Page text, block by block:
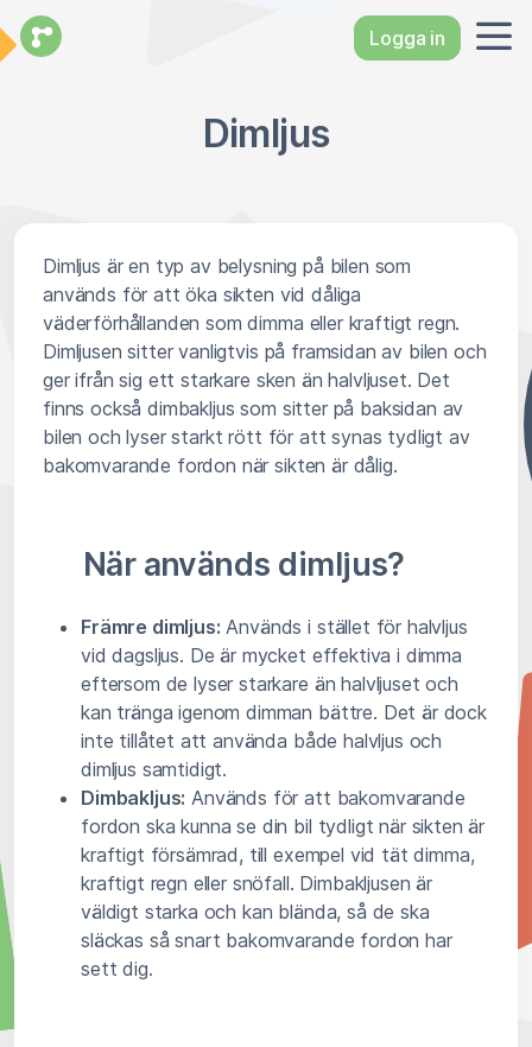
Logga in
Dimljus
Dimljus är en typ av belysning på bilen som
används för att öka sikten vid dåliga
väderförhållanden som dimma eller kraftigt regn.
Dimljusen sitter vanligtvis på framsidan av bilen och
ger ifrån sig ett starkare sken än halvljuset. Det
finns också dimbakljus som sitter på baksidan av
bilen och lyser starkt rött för att synas tydligt av
bakomvarande fordon när sikten är dålig.
När används dimljus?
Främre dimljus: Används i stället för halvljus
vid dagsljus. De är mycket effektiva i dimma
eftersom de lyser starkare än halvljuset och
kan tränga igenom dimman bättre. Det är dock
inte tillåtet att använda både halvljus och
dimljus samtidigt.
Dimbakljus: Används för att bakomvarande
fordon ska kunna se din bil tydligt när sikten är
kraftigt försämrad, till exempel vid tät dimma,
kraftigt regn eller snöfall. Dimbakljusen är
väldigt starka och kan blända, så de ska
släckas så snart bakomvarande fordon har
sett dig.